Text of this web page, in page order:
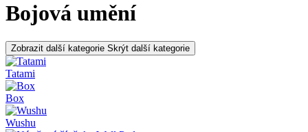
Bojová umění
Zobrazit další kategorie Skrýt další kategorie
Tatami
Box
Wushu